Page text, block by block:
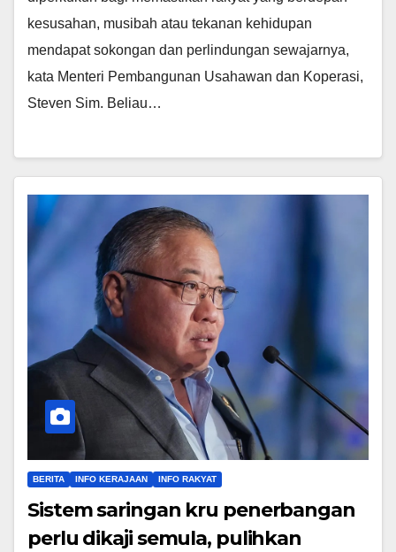
kesusahan, musibah atau tekanan kehidupan
mendapat sokongan dan perlindungan sewajarnya,
kata Menteri Pembangunan Usahawan dan Koperasi,
Steven Sim. Beliau…
BERITA INFO KERAJAAN INFO RAKYAT
Sistem saringan kru penerbangan
perlu dikaji semula, pulihkan